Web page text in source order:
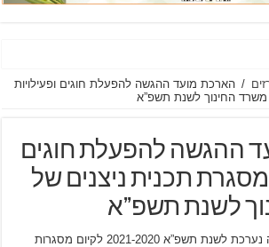
/ הארכת מועד ההגשה להפעלת חוגים ופעילויות
החינוך לשנת תשפ”א
ההגשה להפעלת חוגים
תכנית ניצנים של
לשנת תשפ”א
מועצה מקומית עין קניה נערכת לשנת תשפ”א 2021-2020 לקיום מסגרות